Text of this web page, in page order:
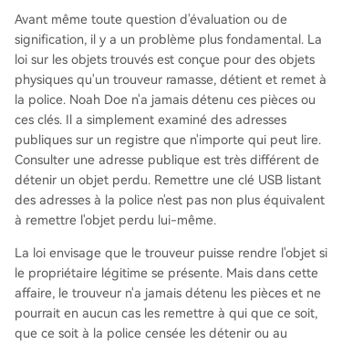
Avant même toute question d'évaluation ou de
signification, il y a un problème plus fondamental. La
loi sur les objets trouvés est conçue pour des objets
physiques qu'un trouveur ramasse, détient et remet à
la police. Noah Doe n'a jamais détenu ces pièces ou
ces clés. Il a simplement examiné des adresses
publiques sur un registre que n'importe qui peut lire.
Consulter une adresse publique est très différent de
détenir un objet perdu. Remettre une clé USB listant
des adresses à la police n'est pas non plus équivalent
à remettre l'objet perdu lui-même.
La loi envisage que le trouveur puisse rendre l'objet si
le propriétaire légitime se présente. Mais dans cette
affaire, le trouveur n'a jamais détenu les pièces et ne
pourrait en aucun cas les remettre à qui que ce soit,
que ce soit à la police censée les détenir ou au